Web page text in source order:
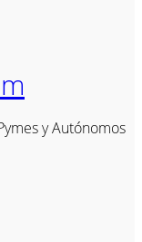
y Autónomos